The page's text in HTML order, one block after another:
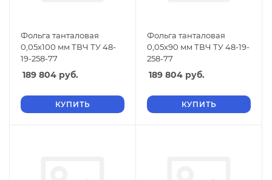
Фольга танталовая
0,05х100 мм ТВЧ ТУ 48-
19-258-77
189 804 руб.
КУПИТЬ
Фольга танталовая
0,05х90 мм ТВЧ ТУ 48-19-
258-77
189 804 руб.
КУПИТЬ